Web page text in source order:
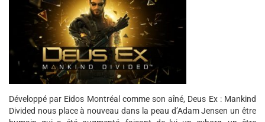
Développé par Eidos Montréal comme son aîné, Deus Ex : Mankind
Divided nous place à nouveau dans la peau d’Adam Jensen un être